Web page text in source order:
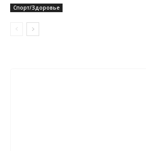
Спорт/Здоровье